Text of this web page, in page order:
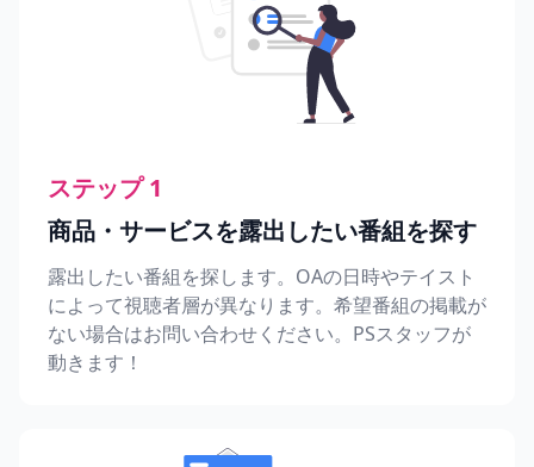
ステップ 1
商品・サービスを露出したい番組を探す
露出したい番組を探します。OAの日時やテイスト
によって視聴者層が異なります。希望番組の掲載が
ない場合はお問い合わせください。PSスタッフが
動きます！